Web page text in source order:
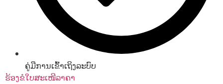
ຄູ່ມືການເຂົ້າເຖິງລະບົບ
ຮ້ອງຂໍໃບສະເໜີລາຄາ